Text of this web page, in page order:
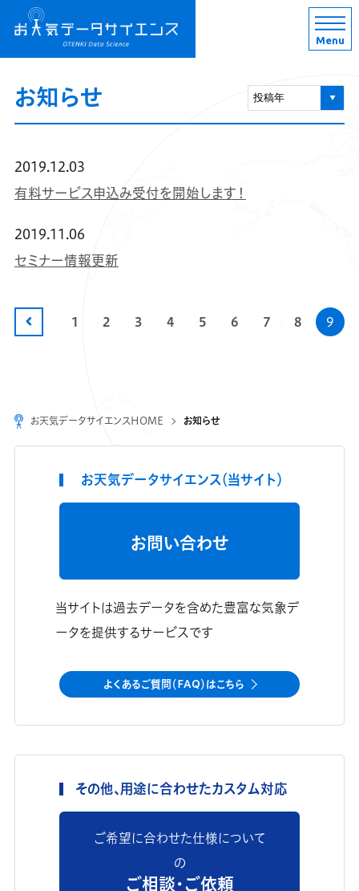
Menu
お知らせ
2019.12.03
有料サービス申込み受付を開始します！
2019.11.06
セミナー情報更新
1 2 3 4 5 6 7 8 9
お天気データサイエンスHOME お知らせ
お天気データサイエンス（当サイト）
お問い合わせ
当サイトは過去データを含めた豊富な気象デ
ータを提供するサービスです
よくあるご質問（FAQ）はこちら
その他、用途に合わせたカスタム対応
ご希望に合わせた仕様について
の
ご相談・ご依頼